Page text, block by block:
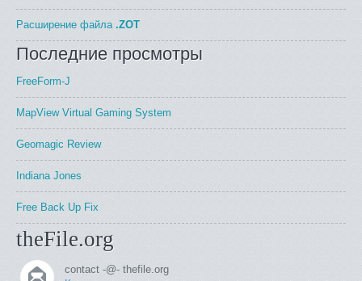
Расширение файла .ZOT
Последние просмотры
FreeForm-J
MapView Virtual Gaming System
Geomagic Review
Indiana Jones
Free Back Up Fix
theFile.org
contact -@- thefile.org